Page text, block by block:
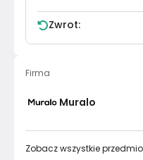
Zwrot:
Firma
Muralo
Zobacz wszystkie